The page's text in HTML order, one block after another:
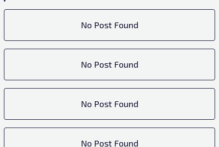
No Post Found
No Post Found
No Post Found
No Post Found